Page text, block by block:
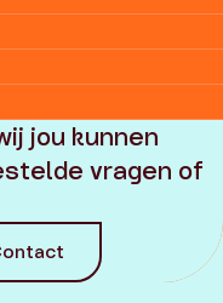
jou kunnen
vragen of